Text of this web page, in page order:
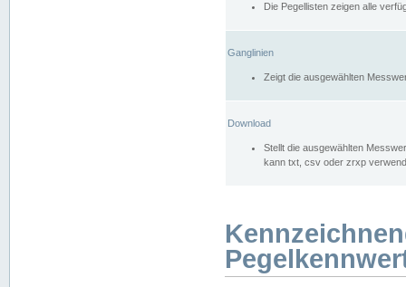
Die Pegellisten zeigen alle
Ganglinien
Zeigt die ausgewählten
Download
Stellt die ausgewählten
kann txt, csv oder zrxp